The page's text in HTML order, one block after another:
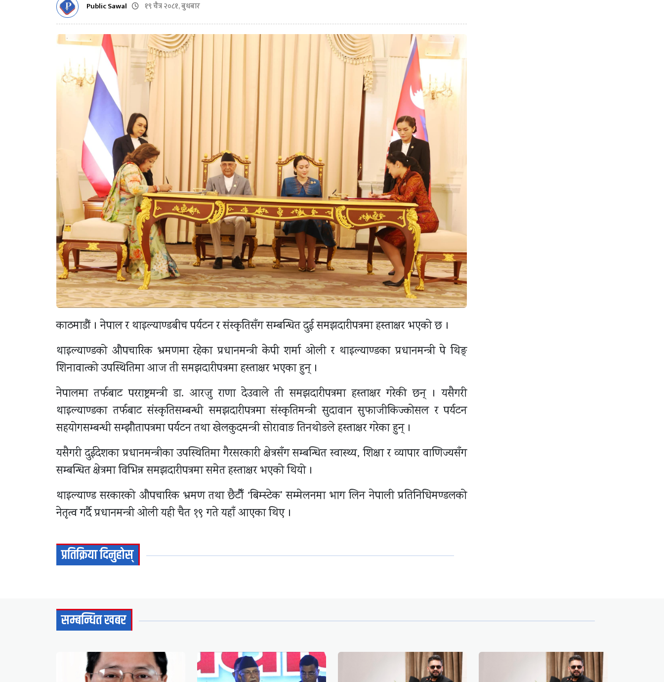
Public Sawal १९ चैत्र २०८१, बुधबार
काठमाडौं । नेपाल र थाइल्याण्डबीच पर्यटन र संस्कृतिसँग सम्बन्धित दुई समझदारीपत्रमा हस्ताक्षर भएको छ ।
थाइल्याण्डको औपचारिक भ्रमणमा रहेका प्रधानमन्त्री केपी शर्मा ओली र थाइल्याण्डका प्रधानमन्त्री पे थिङ्
शिनावात्को उपस्थितिमा आज ती समझदारीपत्रमा हस्ताक्षर भएका हुन् ।
नेपालमा तर्फबाट परराष्ट्रमन्त्री डा‍. आरजु राणा देउवाले ती समझदारीपत्रमा हस्ताक्षर गरेकी छन् । यसैगरी
थाइल्याण्डका तर्फबाट संस्कृतिसम्बन्धी समझदारीपत्रमा संस्कृतिमन्त्री सुदावान सुफाजीकिज्कोसल र पर्यटन
सहयोगसम्बन्धी सम्झौतापत्रमा पर्यटन तथा खेलकुदमन्त्री सोरावाङ तिनथोङले हस्ताक्षर गरेका हुन् ।
यसैगरी दुईदेशका प्रधानमन्त्रीका उपस्थितिमा गैरसरकारी क्षेत्रसँग सम्बन्धित स्वास्थ्य, शिक्षा र व्यापार वाणिज्यसँग
सम्बन्धित क्षेत्रमा विभिन्न समझदारीपत्रमा समेत हस्ताक्षर भएको थियो ।
थाइल्याण्ड सरकारको औपचारिक भ्रमण तथा छैटौँ ‘बिम्स्टेक’ सम्मेलनमा भाग लिन नेपाली प्रतिनिधिमण्डलको
नेतृत्व गर्दै प्रधानमन्त्री ओली यही चैत १९ गते यहाँ आएका थिए ।
प्रतिक्रिया दिनुहोस्
सम्बन्धित खबर